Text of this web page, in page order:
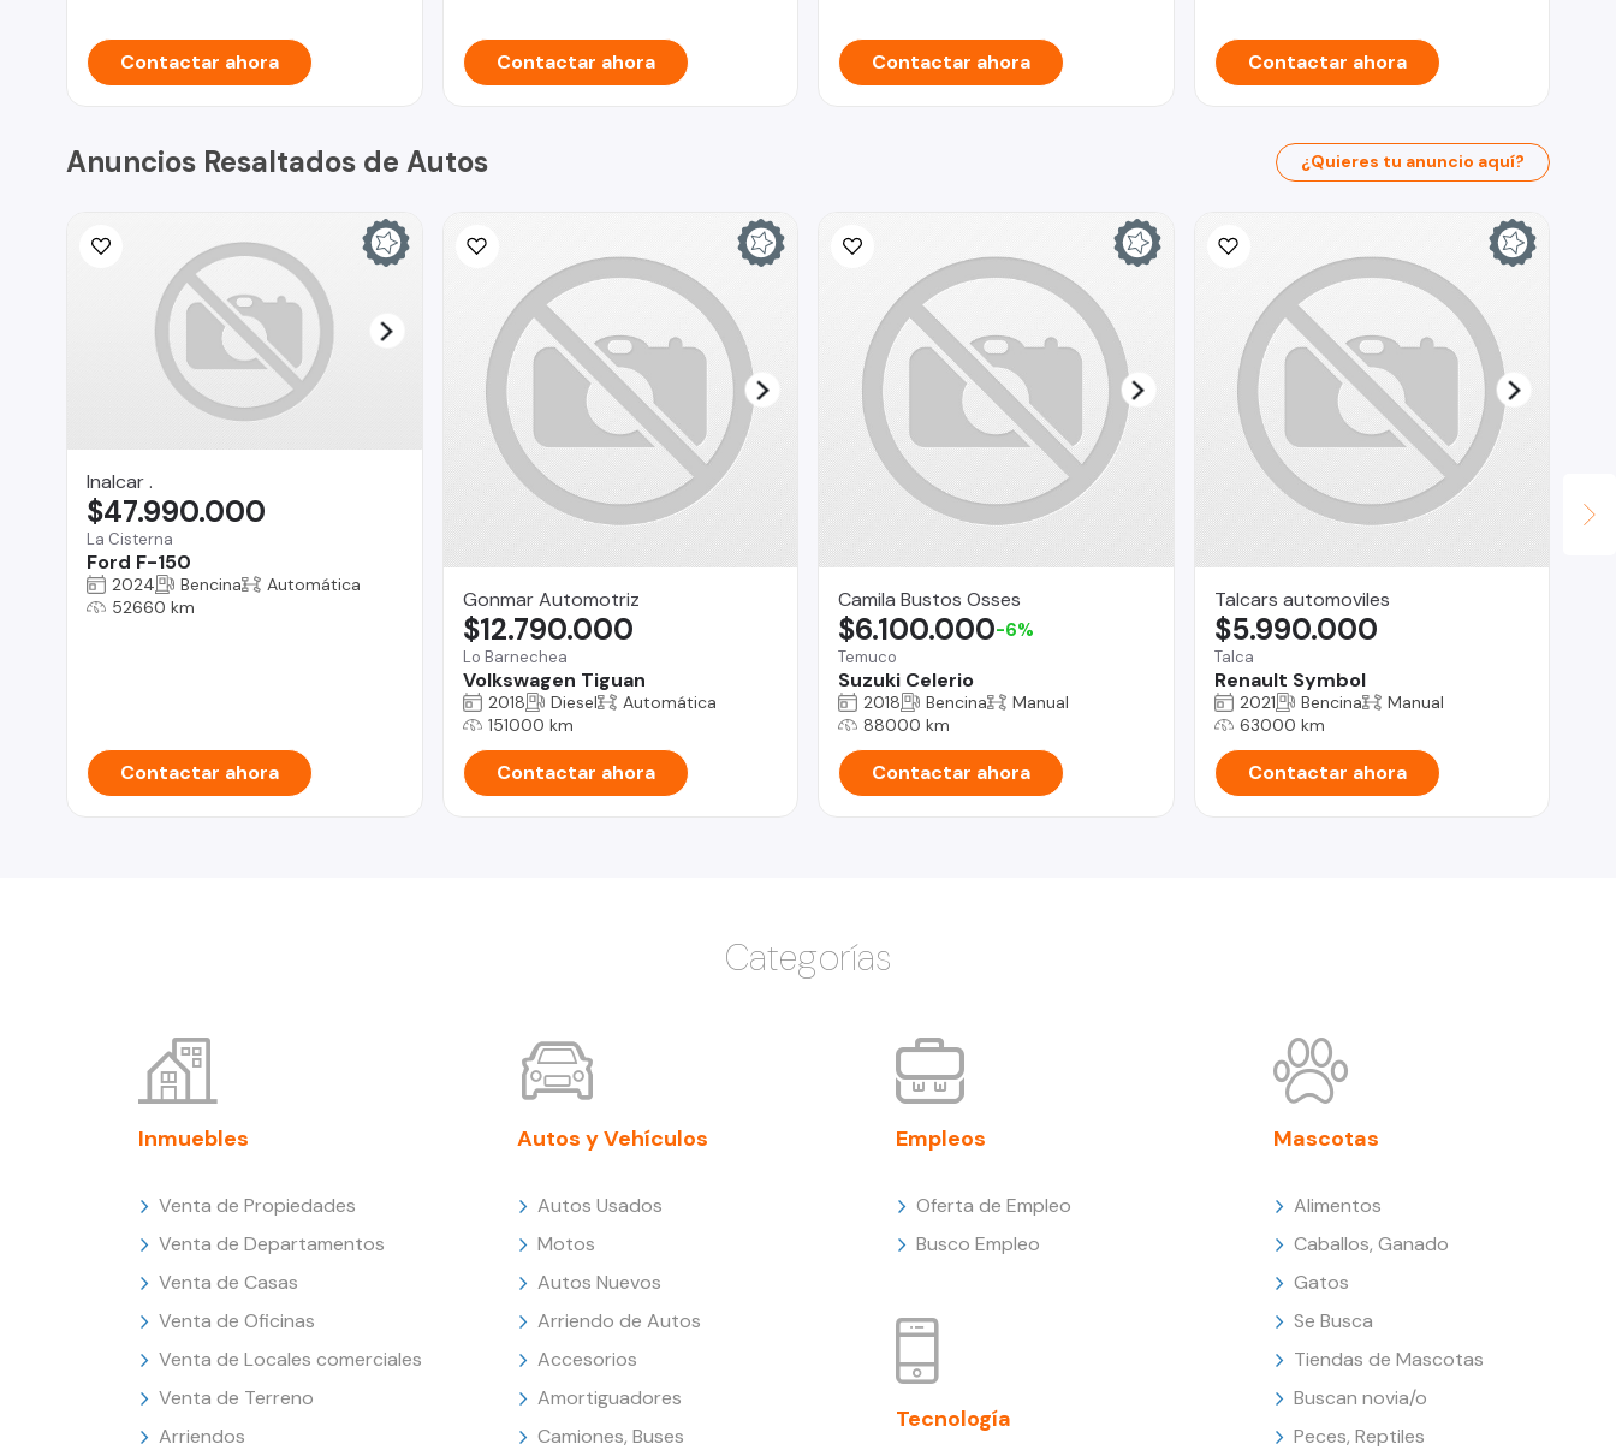
Contactar ahora Contactar ahora Contactar ahora Contactar ahora
Anuncios Resaltados de Autos ¿Quieres tu anuncio aquí?
Inalcar .
La Cisterna
Ford F-150
$47.990.000
2024 Bencina
Automática
52660 km
Contactar ahora
Gonmar Automotriz
Lo Barnechea
Volkswagen Tiguan
$12.790.000
2018 Diesel
Automática
151000 km
Contactar ahora
Camila Bustos Osses
Temuco
Suzuki Celerio
$6.100.000-6%
2018 Bencina
Manual
88000 km
Contactar ahora
Talcars automoviles
Talca
Renault Symbol
$5.990.000
2021 Bencina
Manual
63000 km
Contactar ahora
Categorías
Inmuebles
Venta de Propiedades
Venta de Departamentos
Venta de Casas
Venta de Oficinas
Venta de Locales comerciales
Venta de Terreno
Arriendos
Autos y Vehículos
Autos Usados
Motos
Autos Nuevos
Arriendo de Autos
Accesorios
Amortiguadores
Camiones, Buses
Empleos
Oferta de Empleo
Busco Empleo
Tecnología
Mascotas
Alimentos
Caballos, Ganado
Gatos
Se Busca
Tiendas de Mascotas
Buscan novia/o
Peces, Reptiles